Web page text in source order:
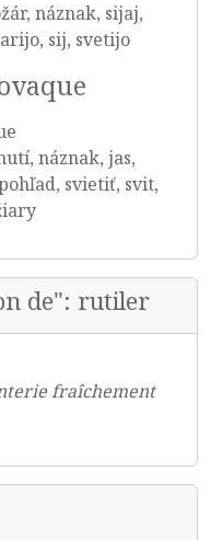
náznak, sijaj,
sij, svetijo
náznak, jas,
svietiť, svit,
de": rutiler
fraîchement